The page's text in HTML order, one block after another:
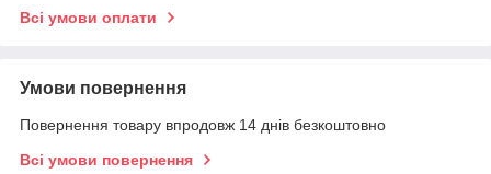
Всі умови оплати
Умови повернення
Повернення товару впродовж 14 днів безкоштовно
Всі умови повернення